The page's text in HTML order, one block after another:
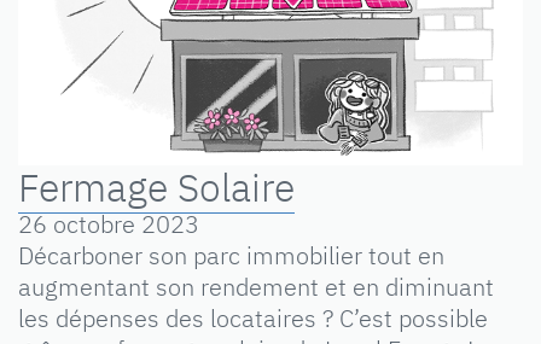
Fermage Solaire
26 octobre 2023
Décarboner son parc immobilier tout en
augmentant son rendement et en diminuant
les dépenses des locataires ? C’est possible